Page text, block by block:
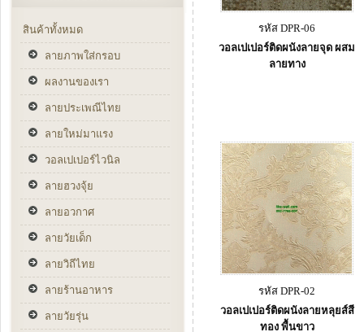
สินค้าทั้งหมด
ลายภาพใส่กรอบ
ผลงานของเรา
ลายประเพณีไทย
ลายใหม่มาแรง
วอลเปเปอร์ไวนิล
ลายฮวงจุ้ย
ลายอวกาศ
ลายวัยเด็ก
ลายวิถีไทย
ลายร้านอาหาร
ลายวัยรุ่น
รหัส DPR-06
วอลเปเปอร์ติดผนังลายจุด ผสม
ลายทาง
รหัส DPR-02
วอลเปเปอร์ติดผนังลายหลุยส์สี
ทอง พื้นขาว